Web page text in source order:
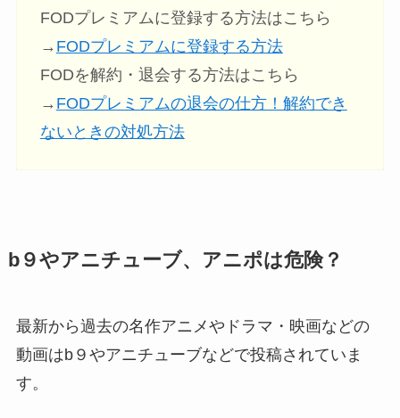
FODプレミアムに登録する方法はこちら
→ FODプレミアムに登録する方法
FODを解約・退会する方法はこちら
→ FODプレミアムの退会の仕方！解約でき
ないときの対処方法
b９やアニチューブ、アニポは危険？
最新から過去の名作アニメやドラマ・映画などの
動画はb９やアニチューブなどで投稿されていま
す。